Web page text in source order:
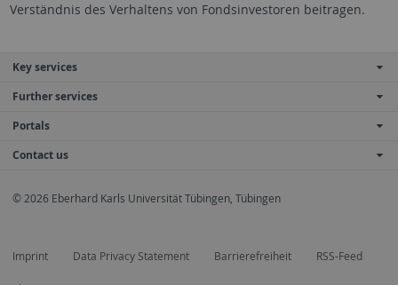
Verständnis des Verhaltens von Fondsinvestoren beitragen.
Key services
Further services
Portals
Contact us
© 2026 Eberhard Karls Universität Tübingen, Tübingen
Imprint Data Privacy Statement Barrierefreiheit RSS-Feed